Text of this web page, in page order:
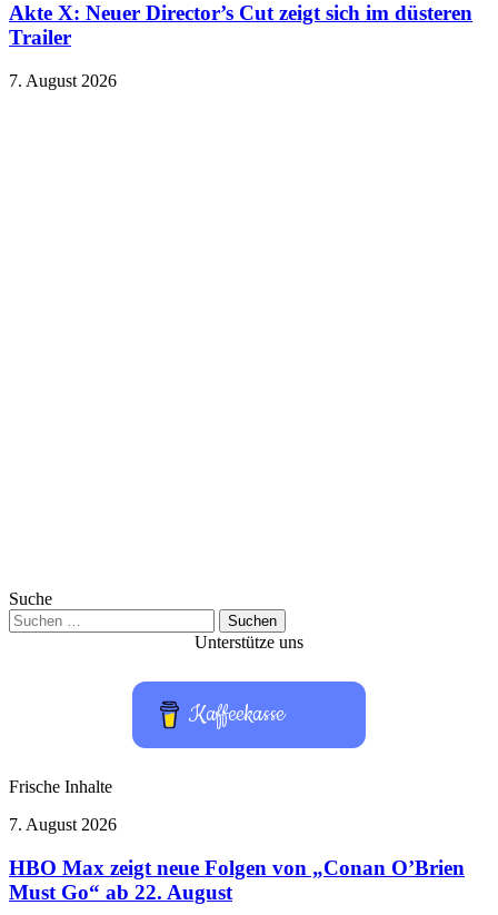
Akte X: Neuer Director’s Cut zeigt sich im düsteren
Trailer
7. August 2026
Suche
Suchen
nach:
Unterstütze uns
Kaffeekasse
Frische Inhalte
HBO
zeigt
neue
Folgen
7. August 2026
HBO Max zeigt neue Folgen von „Conan O’Brien
Must Go“ ab 22. August